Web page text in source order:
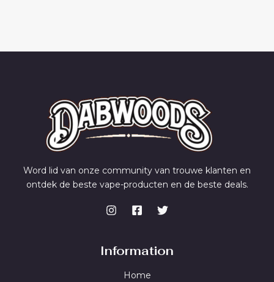
Word lid van onze community van trouwe klanten en
ontdek de beste vape-producten en de beste deals.
Information
Home